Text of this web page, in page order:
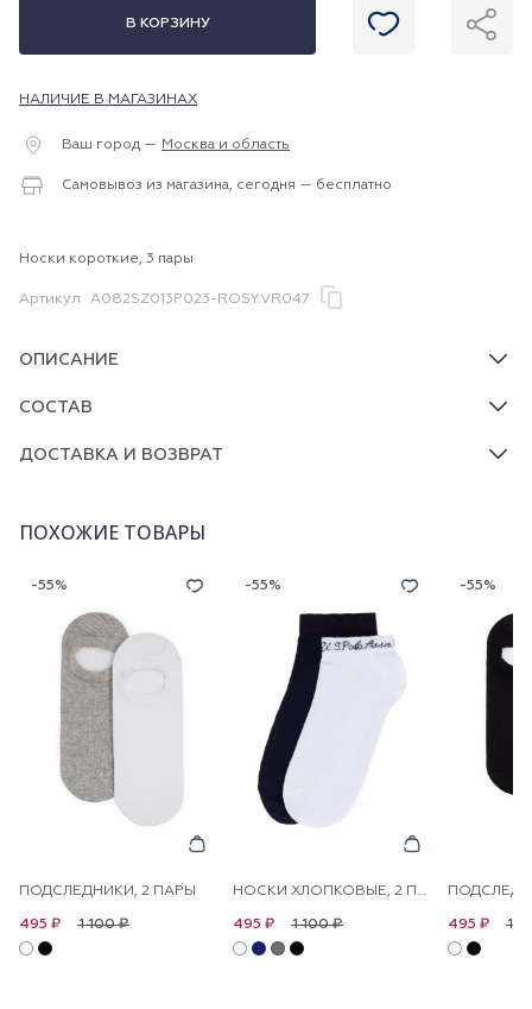
В КОРЗИНУ
НАЛИЧИЕ В МАГАЗИНАХ
Ваш город — Москва и область
Самовывоз из магазина, сегодня — бесплатно
Носки короткие, 3 пары
Артикул A082SZ013P023-ROSY.VR047
ОПИСАНИЕ
СОСТАВ
ДОСТАВКА И ВОЗВРАТ
ПОХОЖИЕ ТОВАРЫ
-55%
ПОДСЛЕДНИКИ, 2 ПАРЫ
1 100 ₽
495 ₽
-55%
НОСКИ ХЛОПКОВЫЕ, 2 ПАРЫ
1 100 ₽
495 ₽
-55%
1
495 ₽